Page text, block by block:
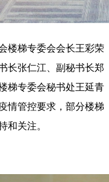
梯专委会会长王彩荣
长张仁江、副秘书长郑
梯专委会秘书处王延青
情管控要求，部分楼梯
和关注。